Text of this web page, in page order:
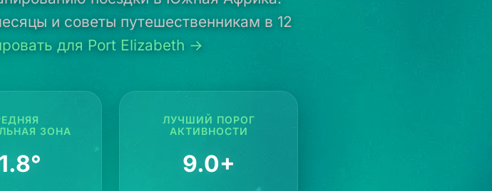
и советы путешественникам в 12
для Port Elizabeth →
ЗОНА
ЛУЧШИЙ ПОРОГ
АКТИВНОСТИ
9.0+